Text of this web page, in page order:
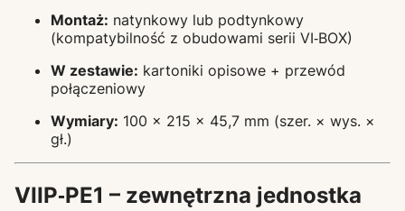
Montaż: natynkowy lub podtynkowy
(kompatybilność z obudowami serii VI‑BOX)
W zestawie: kartoniki opisowe + przewód
połączeniowy
Wymiary: 100 × 215 × 45,7 mm (szer. × wys. ×
gł.)
VIIP‑PE1 – zewnętrzna jednostka